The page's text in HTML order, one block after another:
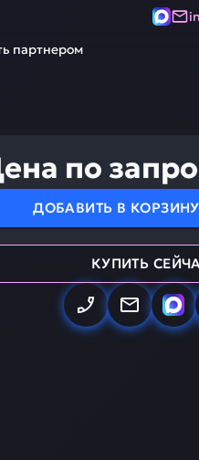
партнером
по
ДОБАВИТЬ В КОРЗИНУ
КУПИТЬ